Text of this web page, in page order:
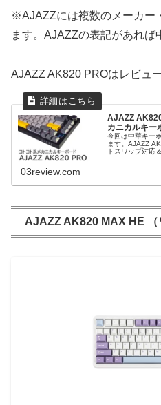
※AJAZZには複数のメーカー
ます。AJAZZの表記があれば
AJAZZ AK820 PROはレビュ
AJAZZ
カニカルキー
今回は中華キー
ます。AJAZZ
トスワップ対応
03review.com
AJAZZ AK820 MAX HE （